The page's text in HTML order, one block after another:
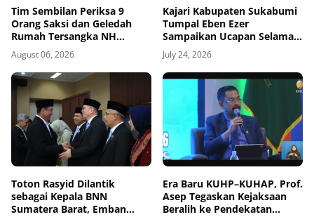
Tim Sembilan Periksa 9
Orang Saksi dan Geledah
Rumah Tersangka NH
Terkait Penanganan Perkara
FA
August 06, 2026
Kajari Kabupaten Sukabumi
Tumpal Eben Ezer
Sampaikan Ucapan Selamat
atas Dilantiknya Wakil Jaksa
Agung hingga Kabadiklat
July 24, 2026
Toton Rasyid Dilantik
sebagai Kepala BNN
Sumatera Barat, Emban
Tugas Strategis Berantas
Era Baru KUHP–KUHAP, Prof.
Asep Tegaskan Kejaksaan
Beralih ke Pendekatan
Restoratif